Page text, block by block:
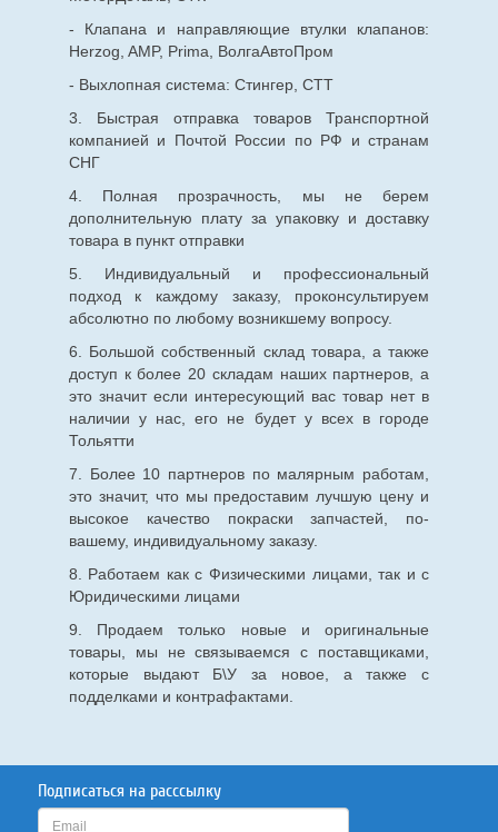
- Клапана и направляющие втулки клапанов:
Herzog, AMP, Prima, ВолгаАвтоПром
- Выхлопная система: Стингер, СТТ
3. Быстрая отправка товаров Транспортной
компанией и Почтой России по РФ и странам
СНГ
4. Полная прозрачность, мы не берем
дополнительную плату за упаковку и доставку
товара в пункт отправки
5. Индивидуальный и профессиональный
подход к каждому заказу, проконсультируем
абсолютно по любому возникшему вопросу.
6. Большой собственный склад товара, а также
доступ к более 20 складам наших партнеров, а
это значит если интересующий вас товар нет в
наличии у нас, его не будет у всех в городе
Тольятти
7. Более 10 партнеров по малярным работам,
это значит, что мы предоставим лучшую цену и
высокое качество покраски запчастей, по-
вашему, индивидуальному заказу.
8. Работаем как с Физическими лицами, так и с
Юридическими лицами
9. Продаем только новые и оригинальные
товары, мы не связываемся с поставщиками,
которые выдают Б\У за новое, а также с
подделками и контрафактами.
Подписаться на расссылку